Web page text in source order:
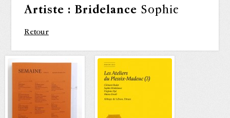
Artiste : Bridelance Sophie
Retour